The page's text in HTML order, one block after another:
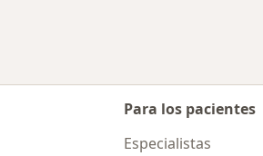
Para los pacientes
Especialistas